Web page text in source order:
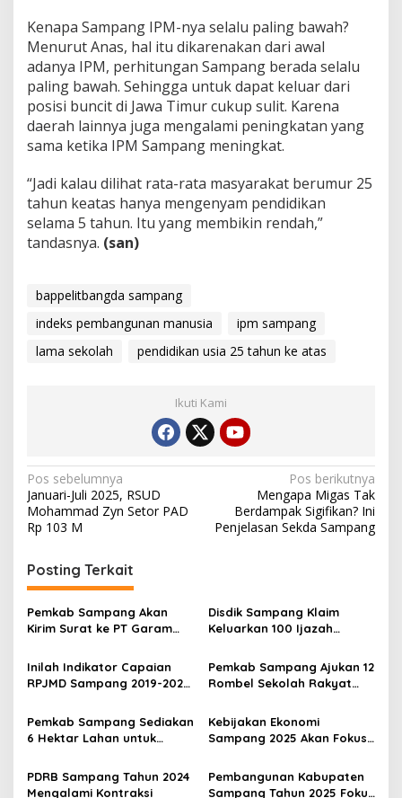
Kenapa Sampang IPM-nya selalu paling bawah?
Menurut Anas, hal itu dikarenakan dari awal
adanya IPM, perhitungan Sampang berada selalu
paling bawah. Sehingga untuk dapat keluar dari
posisi buncit di Jawa Timur cukup sulit. Karena
daerah lainnya juga mengalami peningkatan yang
sama ketika IPM Sampang meningkat.
“Jadi kalau dilihat rata-rata masyarakat berumur 25
tahun keatas hanya mengenyam pendidikan
selama 5 tahun. Itu yang membikin rendah,”
tandasnya. (san)
bappelitbangda sampang
indeks pembangunan manusia
ipm sampang
lama sekolah
pendidikan usia 25 tahun ke atas
Ikuti Kami
Navigasi
pos
Pos sebelumnya
Januari-Juli 2025, RSUD
Mohammad Zyn Setor PAD
Rp 103 M
Pos berikutnya
Mengapa Migas Tak
Berdampak Sigifikan? Ini
Penjelasan Sekda Sampang
Posting Terkait
Pemkab Sampang Akan
Kirim Surat ke PT Garam
Disdik Sampang Klaim
Keluarkan 100 Ijazah
Inilah Indikator Capaian
RPJMD Sampang 2019-2024,
Pemkab Sampang Ajukan 12
Rombel Sekolah Rakyat
Pemkab Sampang Sediakan
6 Hektar Lahan untuk
Kebijakan Ekonomi
Sampang 2025 Akan Fokus
Agribisnis dan UMKM
PDRB Sampang Tahun 2024
Mengalami Kontraksi
Pembangunan Kabupaten
Sampang Tahun 2025 Fokus